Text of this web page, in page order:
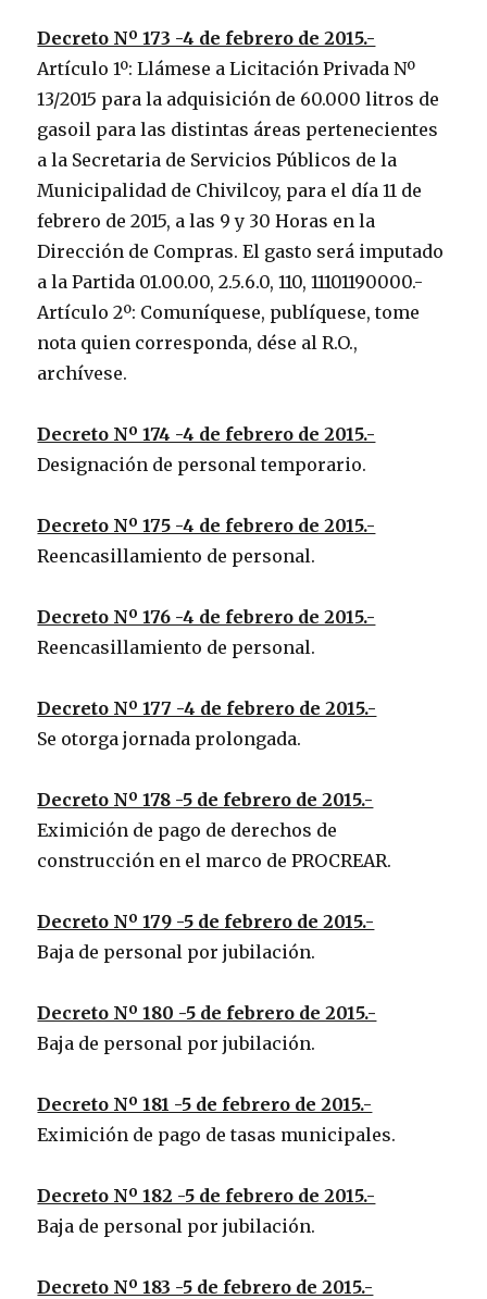
Decreto Nº 173 -4 de febrero de 2015.-
Artículo 1º: Llámese a Licitación Privada Nº
13/2015 para la adquisición de 60.000 litros de
gasoil para las distintas áreas pertenecientes
a la Secretaria de Servicios Públicos de la
Municipalidad de Chivilcoy, para el día 11 de
febrero de 2015, a las 9 y 30 Horas en la
Dirección de Compras. El gasto será imputado
a la Partida 01.00.00, 2.5.6.0, 110, 11101190000.-
Artículo 2º: Comuníquese, publíquese, tome
nota quien corresponda, dése al R.O.,
archívese.
Decreto Nº 174 -4 de febrero de 2015.-
Designación de personal temporario.
Decreto Nº 175 -4 de febrero de 2015.-
Reencasillamiento de personal.
Decreto Nº 176 -4 de febrero de 2015.-
Reencasillamiento de personal.
Decreto Nº 177 -4 de febrero de 2015.-
Se otorga jornada prolongada.
Decreto Nº 178 -5 de febrero de 2015.-
Eximición de pago de derechos de
construcción en el marco de PROCREAR.
Decreto Nº 179 -5 de febrero de 2015.-
Baja de personal por jubilación.
Decreto Nº 180 -5 de febrero de 2015.-
Baja de personal por jubilación.
Decreto Nº 181 -5 de febrero de 2015.-
Eximición de pago de tasas municipales.
Decreto Nº 182 -5 de febrero de 2015.-
Baja de personal por jubilación.
Decreto Nº 183 -5 de febrero de 2015.-